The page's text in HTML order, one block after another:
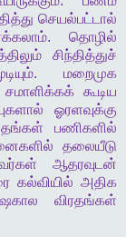
செயல்பட்டால்
. தொழில்
சிந்தித்துச்
. மறைமுக
சமாளிக்கக் கூடிய
ஓரளவுக்கு
தங்கள்
பணிகளில்
தலையீடு
ஆதரவுடன்
கல்வியில் அதிக
விரதங்கள்